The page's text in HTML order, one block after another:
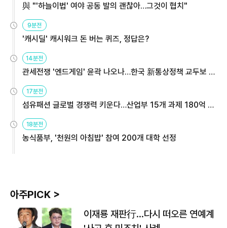
與 "'하늘이법' 여야 공동 발의 괜찮아…그것이 협치"
9분전
'캐시딜' 캐시워크 돈 버는 퀴즈, 정답은?
14분전
관세전쟁 '엔드게임' 윤곽 나오나…한국 新통상정책 교두보 활
용해야
17분전
섬유패션 글로벌 경쟁력 키운다…산업부 15개 과제 180억 지
원
18분전
농식품부, '천원의 아침밥' 참여 200개 대학 선정
아주PICK >
이재룡 재판行…다시 떠오른 연예계